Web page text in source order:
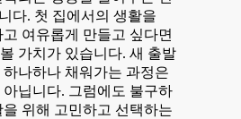
다. 첫 집에서의 생활을
여유롭게 만들고 싶다면
가치가 있습니다. 새 출발
나하나 채워가는 과정은
닙니다. 그럼에도 불구하
을 위해 고민하고 선택하는